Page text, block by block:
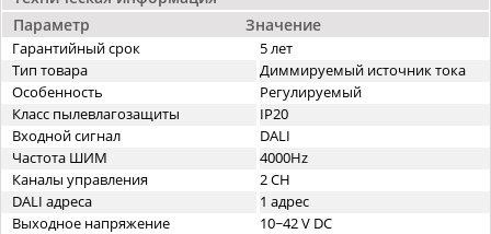
Параметр
Значение
Гарантийный срок
5 лет
Тип товара
Диммируемый источник тока
Особенность
Регулируемый
Класс пылевлагозащиты
IP20
Входной сигнал
DALI
Частота ШИМ
4000Hz
Каналы управления
2 CH
DALI адреса
1 адрес
Выходное напряжение
10~42 V DC